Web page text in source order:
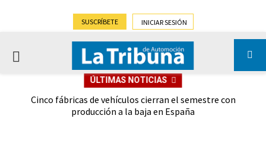
SUSCRÍBETE INICIAR SESIÓN
PRIMARY
ÚLTIMAS NOTICIAS
Cinco fábricas de vehículos cierran el semestre con
producción a la baja en España